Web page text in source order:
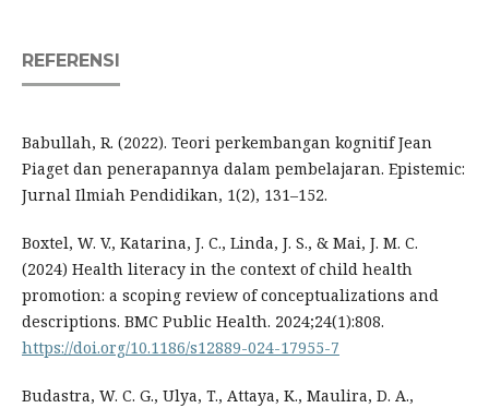
REFERENSI
Babullah, R. (2022). Teori perkembangan kognitif Jean
Piaget dan penerapannya dalam pembelajaran. Epistemic:
Jurnal Ilmiah Pendidikan, 1(2), 131–152.
Boxtel, W. V., Katarina, J. C., Linda, J. S., & Mai, J. M. C.
(2024) Health literacy in the context of child health
promotion: a scoping review of conceptualizations and
descriptions. BMC Public Health. 2024;24(1):808.
https://doi.org/10.1186/s12889-024-17955-7
Budastra, W. C. G., Ulya, T., Attaya, K., Maulira, D. A.,